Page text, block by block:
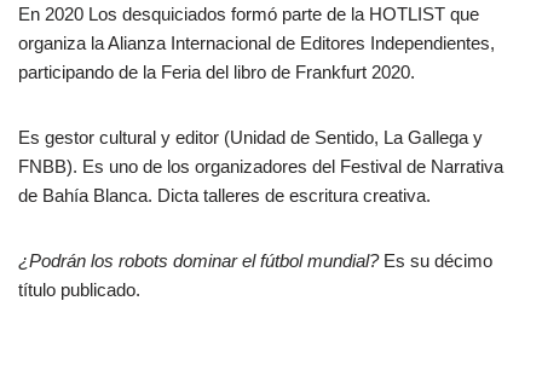
En 2020 Los desquiciados formó parte de la HOTLIST que
organiza la Alianza Internacional de Editores Independientes,
participando de la Feria del libro de Frankfurt 2020.
Es gestor cultural y editor (Unidad de Sentido, La Gallega y
FNBB). Es uno de los organizadores del Festival de Narrativa
de Bahía Blanca. Dicta talleres de escritura creativa.
¿Podrán los robots dominar el fútbol mundial?Es su décimo
título publicado.